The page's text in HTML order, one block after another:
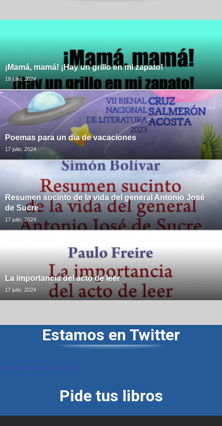
¡Mamá, mamá! ¡Hay un grillo en mi zapato!
18 julio, 2024
Poemas para un día de vacaciones
17 julio, 2024
Resumen sucinto de la vida del general Antonio José
de Sucre
17 julio, 2024
La importancia del acto de leer
17 julio, 2024
Estamos en Twitter
Pide tus libros